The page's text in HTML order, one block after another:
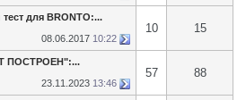
для BRONTO:...
08.06.2017 10:22
10 15
ПОСТРОЕН":...
23.11.2023 13:46
57 88